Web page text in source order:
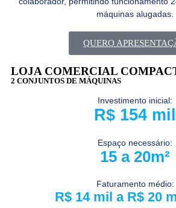
máquinas alugadas.
QUERO
LOJA COMERCIAL
2 CONJUNTOS DE MÁQUINAS
Investimento inicial:
R$ 154 mil
Espaço necessário:
15 a 20m²
Faturamento médio:
R$ 14 mil a R$ 20